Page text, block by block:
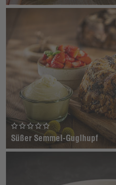
Süßer Semmel-Guglhupf